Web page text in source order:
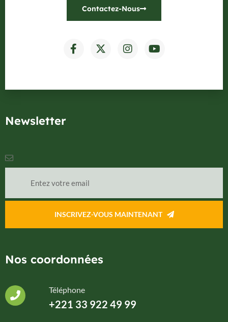
Contactez-Nous
Newsletter
INSCRIVEZ-VOUS MAINTENANT
Nos coordonnées
Téléphone
+221 33 922 49 99